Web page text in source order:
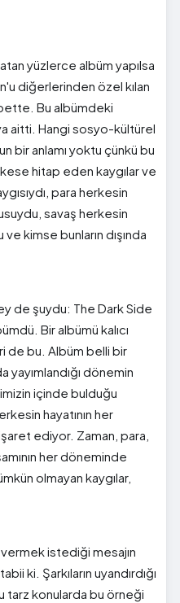
yüzlerce albüm yapılsa
diğerlerinden özel kılan
Bu albümdeki
aitti. Hangi sosyo-kültürel
bir anlamı yoktu çünkü bu
hitap eden kaygılar ve
para herkesin
savaş herkesin
kimse bunların dışında
de şuydu: The Dark Side
Bir albümü kalıcı
de bu. Albüm belli bir
yayımlandığı dönemin
içinde bulduğu
hayatının her
ediyor. Zaman, para,
her döneminde
olmayan kaygılar,
istediği mesajın
ki. Şarkıların uyandırdığı
tarz konularda bu örneği